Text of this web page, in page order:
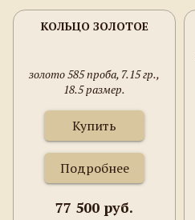
КОЛЬЦО ЗОЛОТОЕ
золото 585 проба, 7.15 гр.,
18.5 размер.
Купить
Подробнее
77 500 руб.